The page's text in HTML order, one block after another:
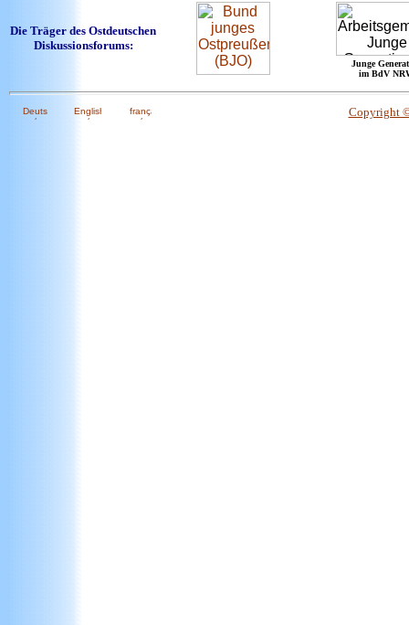
Die Träger des Ostdeutschen
Diskussionsforums:
Junge
im BdV
Copyright